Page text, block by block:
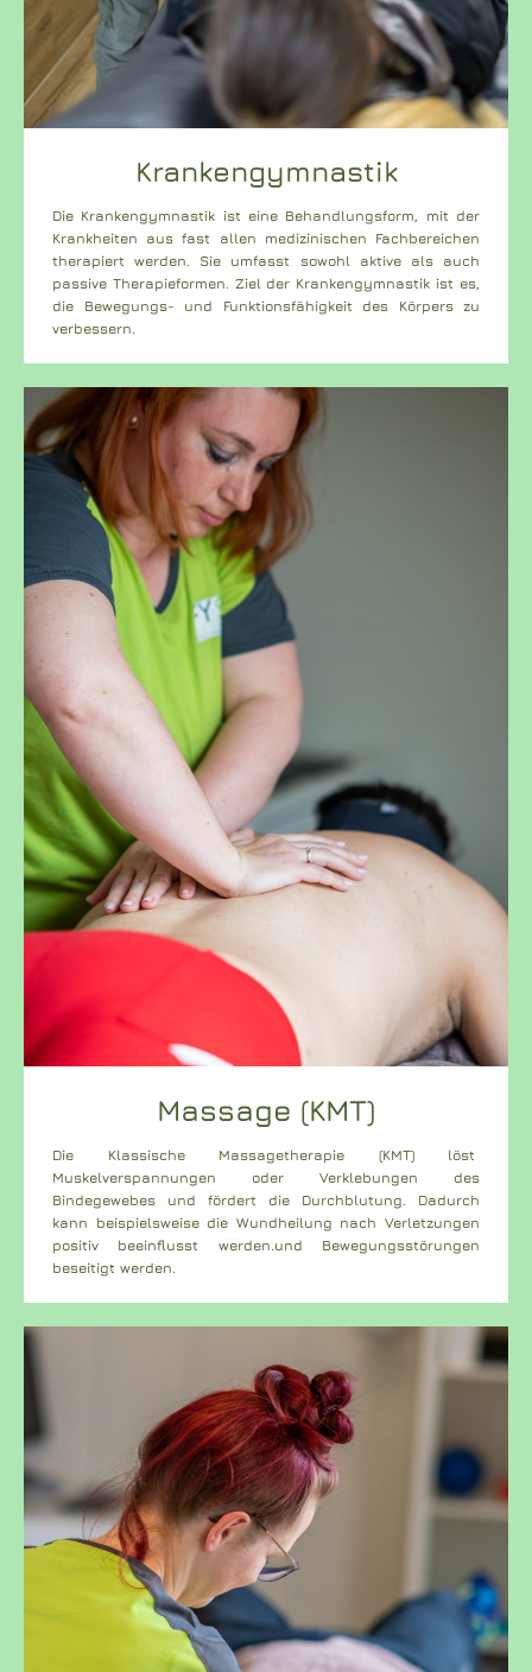
Krankengymnastik
Die Krankengymnastik ist eine Behandlungsform, mit der
Krankheiten aus fast allen medizinischen Fachbereichen
therapiert werden. Sie umfasst sowohl aktive als auch
passive Therapieformen. Ziel der Krankengymnastik ist es,
die Bewegungs- und Funktionsfähigkeit des Körpers zu
verbessern.
Massage (KMT)
Die Klassische Massagetherapie (KMT) löst
Muskelverspannungen oder Verklebungen des
Bindegewebes und fördert die Durchblutung. Dadurch
kann beispielsweise die Wundheilung nach Verletzungen
positiv beeinflusst werden.und Bewegungsstörungen
beseitigt werden.